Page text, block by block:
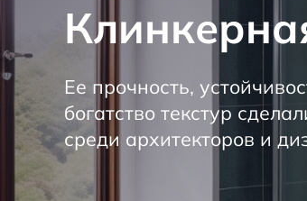
л
д
е
Ее прочность,
богатство текстур
среди архитекторов и